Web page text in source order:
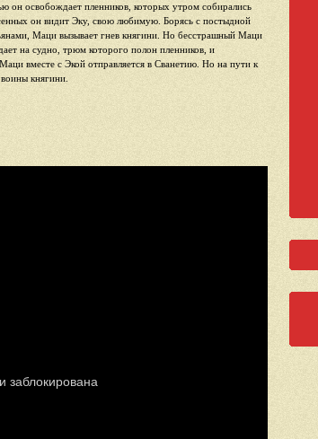
он освобождает пленников, которых утром собирались
он видит Эку, свою любимую. Борясь с постыдной
Маци вызывает гнев княгини. Но бесстрашный Маци
на судно, трюм которого полон пленников, и
вместе с Экой отправляется в Сванетию. Но на пути к
княгини.